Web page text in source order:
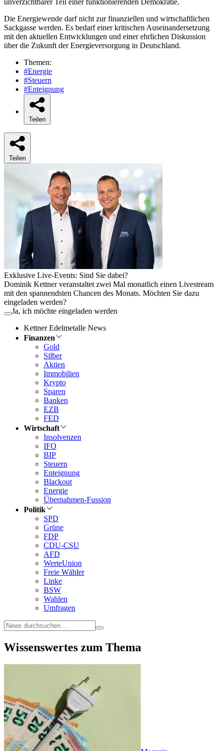
unverzichtbarer Teil einer funktionierenden Demokratie.
Die Energiewende darf nicht zur finanziellen und wirtschaftlichen
Sackgasse werden. Es bedarf einer kritischen Auseinandersetzung
mit den aktuellen Entwicklungen und einer ehrlichen Diskussion
über die Zukunft der Energieversorgung in Deutschland.
Themen:
#Energie
#Steuern
#Enteignung
Teilen
Teilen
Exklusive Live-Events: Sind Sie dabei?
Dominik Kettner veranstaltet zwei Mal monatlich einen Livestream
mit den spannendsten Chancen des Monats. Möchten Sie dazu
eingeladen werden?
Ja, ich möchte eingeladen werden
Kettner Edelmetalle News
Finanzen
Gold
Silber
Aktien
Immobilien
Krypto
Sparen
Banken
EZB
FED
Wirtschaft
Insolvenzen
IFO
BIP
Steuern
Enteignung
Blackout
Energie
Übernahmen-Fussion
Politik
SPD
Grüne
FDP
CDU-CSU
AFD
WerteUnion
Freie Wähler
Linke
BSW
Wahlen
Umfragen
Wissenswertes zum Thema